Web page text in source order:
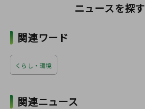
ニュースを探す
関連ワード
くらし・環境
関連ニュース